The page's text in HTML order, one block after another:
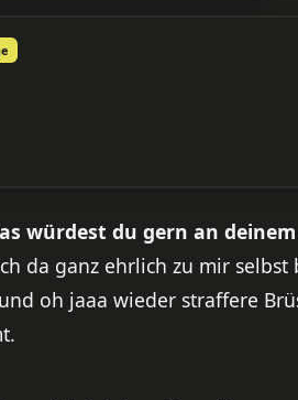
würdest du gern an
da ganz ehrlich zu mir
oh jaaa wieder straffere